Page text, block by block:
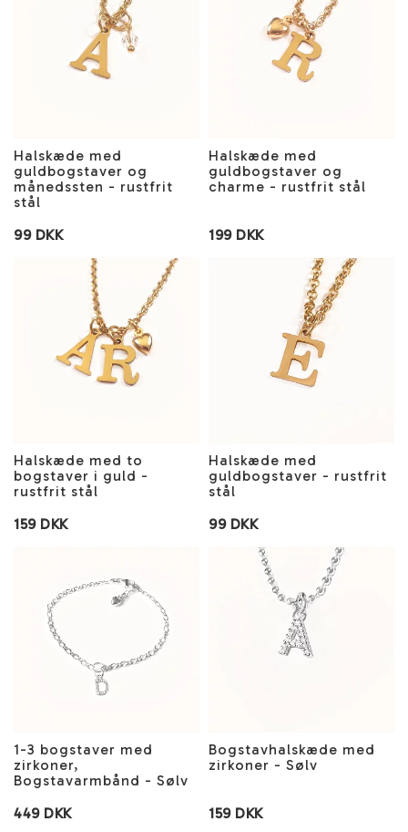
Halskæde med
guldbogstaver og
månedssten - rustfrit
stål
99 DKK
Halskæde med
guldbogstaver og
charme - rustfrit stål
199 DKK
Halskæde med to
bogstaver i guld -
rustfrit stål
159 DKK
Halskæde med
guldbogstaver - rustfrit
stål
99 DKK
1-3 bogstaver med
zirkoner,
Bogstavarmbånd - Sølv
449 DKK
Bogstavhalskæde med
zirkoner - Sølv
159 DKK